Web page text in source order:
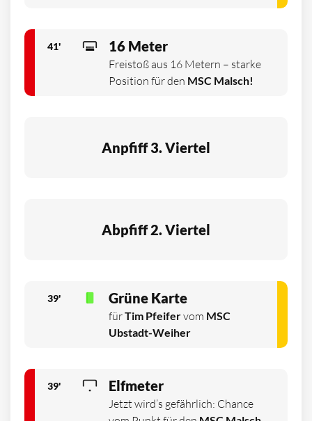
41' 16 Meter
Freistoß aus 16 Metern – starke
Position für den MSC Malsch!
Anpfiff 3. Viertel
Abpfiff 2. Viertel
39' Grüne Karte
fürTim Pfeifervom MSC
Ubstadt-Weiher
39' Elfmeter
Jetzt wird’s gefährlich: Chance